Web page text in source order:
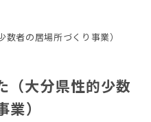
者の居場所づくり事業）
（大分県性的少数
）